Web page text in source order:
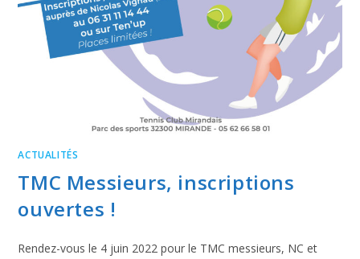
ACTUALITÉS
TMC Messieurs, inscriptions
ouvertes !
Rendez-vous le 4 juin 2022 pour le TMC messieurs, NC et